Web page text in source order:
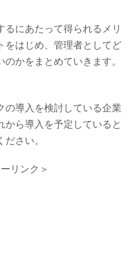
にあたって得られるメリ
をはじめ、管理者としてど
かをまとめていきます。
の導入を検討している企業
から導入を予定していると
さい。
リンク＞